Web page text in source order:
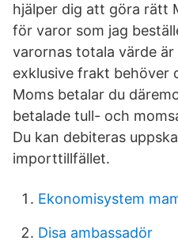
hjälper dig att göra rätt
för varor som jag
varornas totala värde
exklusive frakt behöver
Moms betalar du
betalade tull- och
Du kan debiteras
importtillfället.
Ekonomisystem
Disa ambassadör